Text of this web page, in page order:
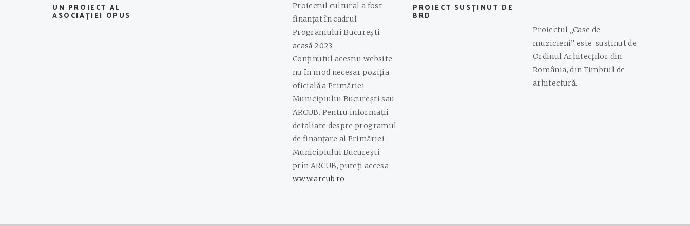
UN PROIECT AL
ASOCIAȚIEI OPUS
Proiectul cultural a fost
finanțat în cadrul
Programului București
acasă 2023.
Conținutul acestui website
nu în mod necesar poziția
oficială a Primăriei
Municipiului București sau
ARCUB. Pentru informații
detaliate despre programul
de finanțare al Primăriei
Municipiului București
prin ARCUB, puteți accesa
www.arcub.ro
PROIECT SUSȚINUT DE
BRD
Proiectul „Case de
muzicieni” este susținut de
Ordinul Arhitecților din
România, din Timbrul de
arhitectură.